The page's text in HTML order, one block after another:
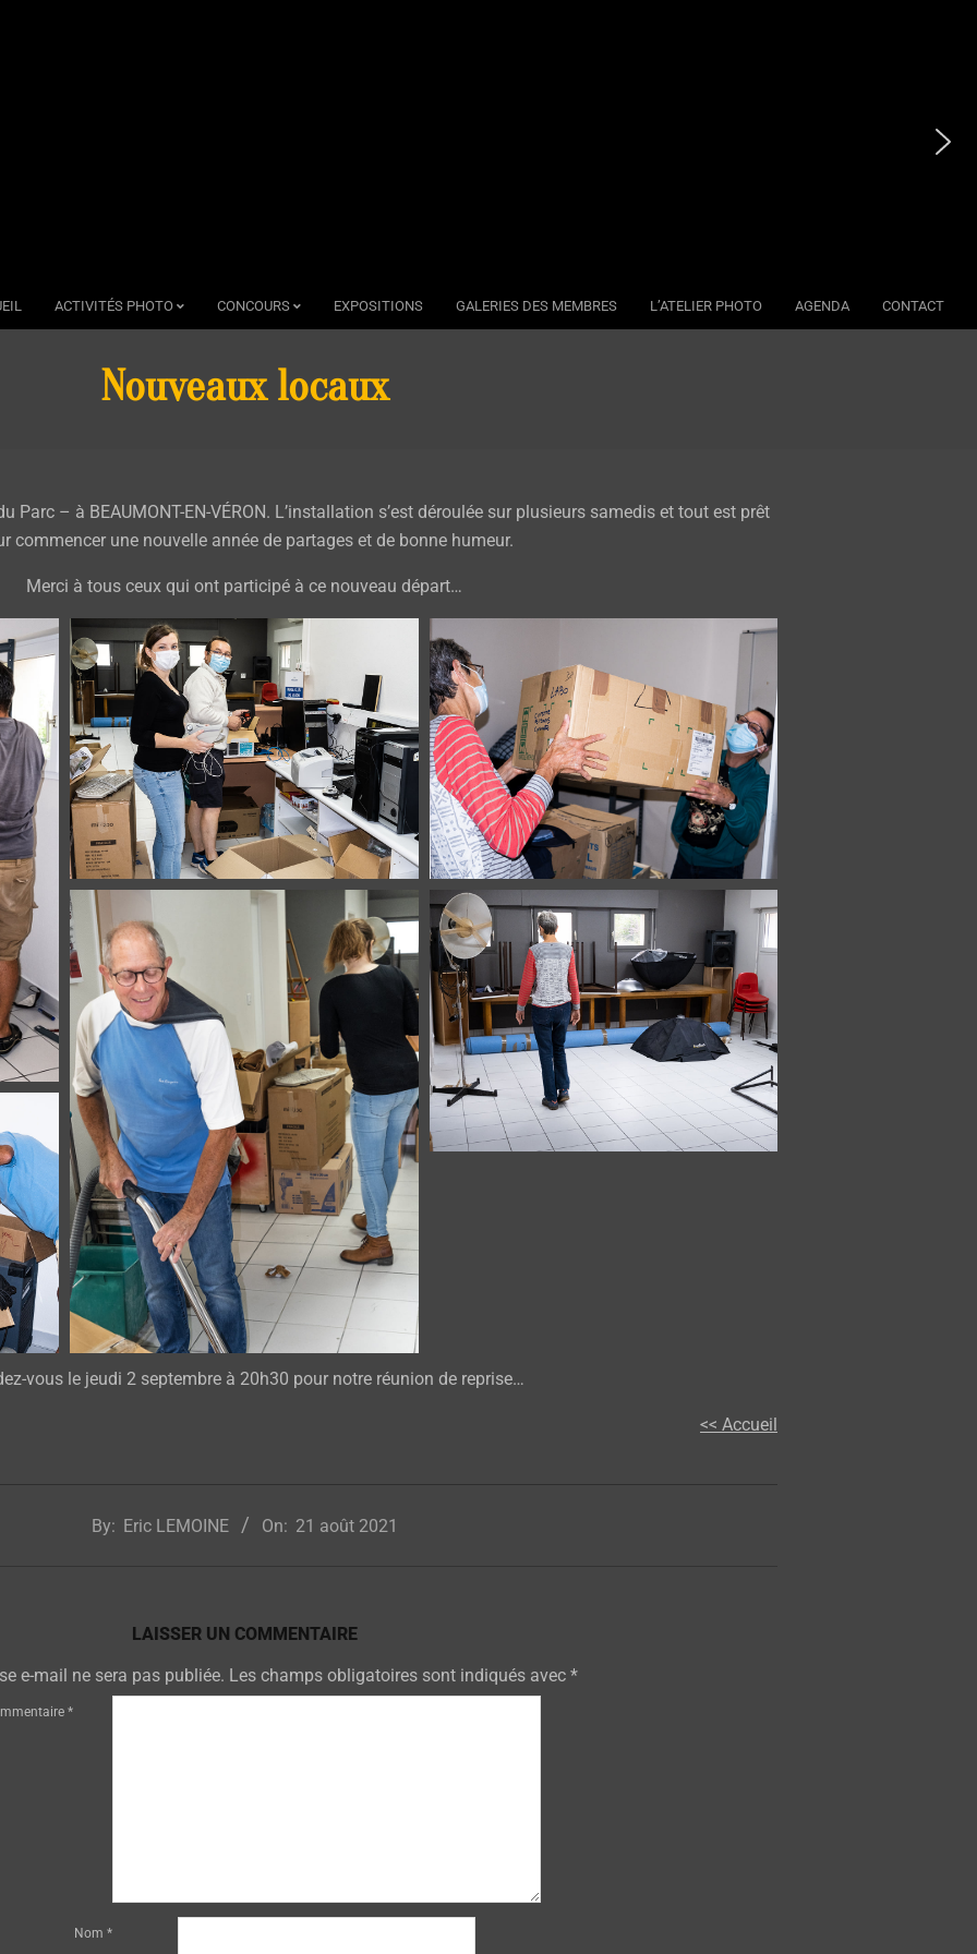
ACTIVITÉS PHOTO CONCOURS EXPOSITIONS GALERIES DES MEMBRES L’ATELIER PHOTO AGENDA CONTACT
Nouveaux locaux
Parc – à BEAUMONT-EN-VÉRON. L’installation s’est déroulée sur plusieurs samedis et tout est prêt
commencer une nouvelle année de partages et de bonne humeur.
Merci à tous ceux qui ont participé à ce nouveau départ…
vous le jeudi 2 septembre à 20h30 pour notre réunion de reprise…
<< Accueil
By: Eric LEMOINE On: 21 août 2021
LAISSER UN COMMENTAIRE
e-mail ne sera pas publiée. Les champs obligatoires sont indiqués avec *
*
Nom *